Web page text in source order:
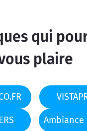
qui
plaire
Ambiance